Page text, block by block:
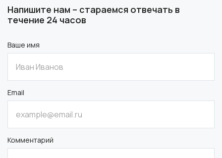
Напишите нам – стараемся отвечать в
течение 24 часов
Ваше имя
Email
Комментарий